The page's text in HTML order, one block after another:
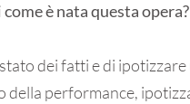
è nata questa opera?
dei fatti e di
della performance,